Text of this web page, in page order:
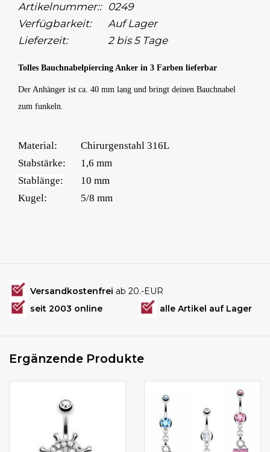
Artikelnummer:: 0249
Verfügbarkeit:
Auf Lager
Lieferzeit:
2 bis 5 Tage
Tolles Bauchnabelpiercing Anker in 3 Farben lieferbar
Der Anhänger ist ca. 40 mm lang und bringt deinen Bauchnabel
zum funkeln.
Material:
Chirurgenstahl 316L
Stabstärke:
1,6 mm
Stablänge:
10 mm
Kugel:
5/8 mm
Versandkostenfrei ab 20.-EUR
seit 2003 online
alle Artikel auf Lager
Ergänzende Produkte